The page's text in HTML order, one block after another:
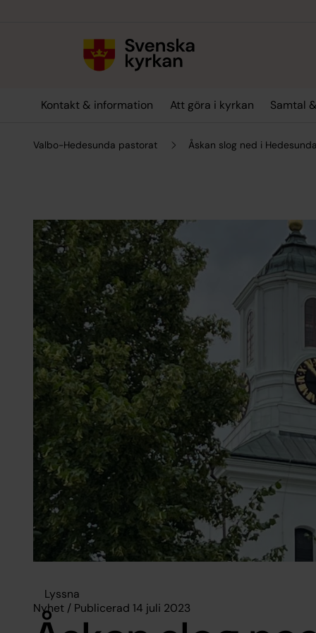
Kontakt & information Att göra i kyrkan Samtal
Valbo-Hedesunda pastorat Åskan slog ned i
Lyssna
Nyhet / Publicerad 14 juli 2023